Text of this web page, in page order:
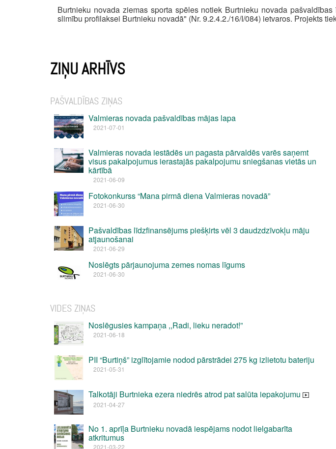
Burtnieku novada ziemas sporta spēles notiek Burtnieku novada
slimību profilaksei Burtnieku novadā" (Nr. 9.2.4.2./16/I/084) ietvaros. Projekts
ZIŅU ARHĪVS
PAŠVALDĪBAS ZIŅAS
Valmieras novada pašvaldības mājas lapa
2021-07-01
Valmieras novada iestādēs un pagasta pārvaldēs varēs saņemt
visus pakalpojumus ierastajās pakalpojumu sniegšanas vietās un
kārtībā
2021-06-09
Fotokonkurss “Mana pirmā diena Valmieras novadā”
2021-06-30
Pašvaldības līdzfinansējums piešķirts vēl 3 daudzdzīvokļu māju
atjaunošanai
2021-06-29
Noslēgts pārjaunojuma zemes nomas līgums
2021-06-30
VIDES ZIŅAS
Noslēgusies kampaņa ,,Radi, lieku neradot!”
2021-06-18
PII “Burtiņš” izglītojamie nodod pārstrādei 275 kg izlietotu bateriju
2021-05-31
Talkotāji Burtnieka ezera niedrēs atrod pat salūta iepakojumu
2021-04-27
No 1. aprīļa Burtnieku novadā iespējams nodot lielgabarīta
atkritumus
2021-03-22